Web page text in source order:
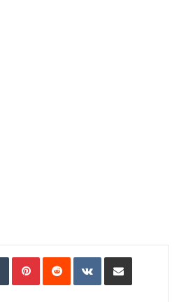
TumblrPinterestReddit VKontakteCompartir por correo